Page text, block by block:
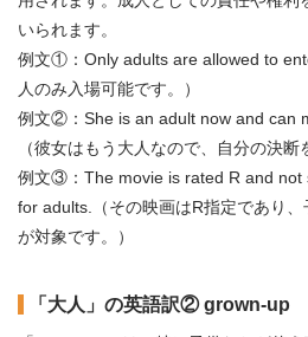
いられます。
例文①：Only adults are allowed to
人のみ入場可能です。）
例文②：She is an adult now and can
（彼女はもう大人なので、自分の決断
例文③：The movie is rated R and not
for adults.（その映画はR指定であり
が対象です。）
「大人」の英語訳② grown-up